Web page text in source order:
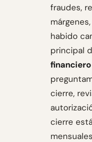
fraudes,
habido
principal
cierre,
cierre